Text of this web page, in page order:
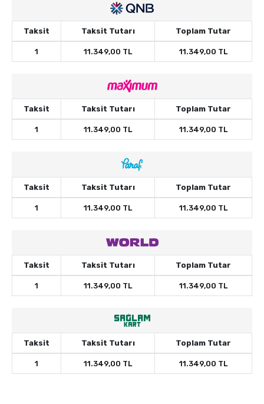
Taksit Taksit Tutarı Toplam Tutar
1 11.349,00 TL 11.349,00 TL
Taksit Taksit Tutarı Toplam Tutar
1 11.349,00 TL 11.349,00 TL
Taksit Taksit Tutarı Toplam Tutar
1 11.349,00 TL 11.349,00 TL
Taksit Taksit Tutarı Toplam Tutar
1 11.349,00 TL 11.349,00 TL
Taksit Taksit Tutarı Toplam Tutar
1 11.349,00 TL 11.349,00 TL